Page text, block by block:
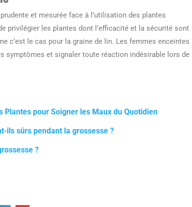
et mesurée face à l’utilisation des plantes
privilégier les plantes dont l’efficacité et la sécurité sont
c’est le cas pour la graine de lin. Les femmes enceintes
symptômes et signaler toute réaction indésirable lors de
pour Soigner les Maux du Quotidien
ils sûrs pendant la grossesse ?
?